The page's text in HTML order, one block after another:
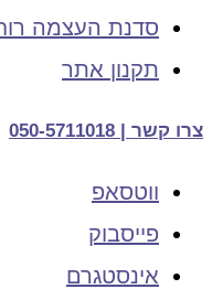
סדנת העצמה
תקנון אתר
צרו קשר | 050-5711018
ווטסאפ
פייסבוק
אינסטגרם